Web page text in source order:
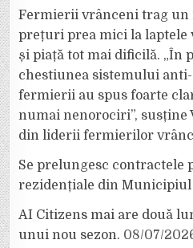
Fermierii vrânceni trag un
prețuri prea mici la laptele
și piață tot mai dificilă. „În
chestiunea sistemului
fermierii au spus foarte
numai nenorociri”, susține
din liderii fermierilor
Se prelungesc contractele
rezidențiale din Municipiul
AI Citizens mai are două
unui nou sezon. 08/07/